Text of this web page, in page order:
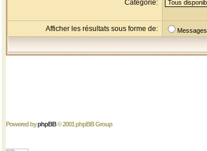
Catégorie:
Afficher les résultats sous forme de: Messages
Powered byphpBB© 2001 phpBB Group